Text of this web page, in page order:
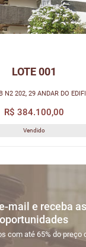
LOTE 001
N2 202, 29 ANDAR DO
R$ 384.100,00
Vendido
mail e receba
oportunidades
com até 65% do preço